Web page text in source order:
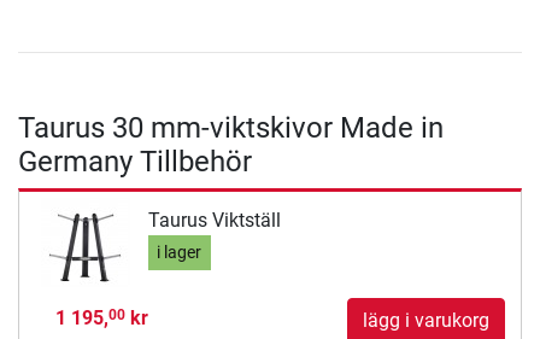
Taurus 30 mm-viktskivor Made in
Germany Tillbehör
Taurus Viktställ
i lager
1 195,00kr lägg i varukorg